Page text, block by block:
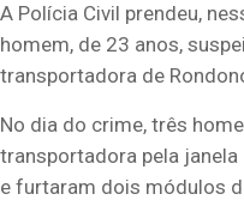
A Polícia Civil prendeu,
homem, de 23 anos,
transportadora de
No dia do crime, três
transportadora pela
e furtaram dois módulos